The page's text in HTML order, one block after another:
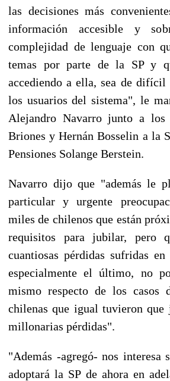
las decisiones más
información accesible y
complejidad de lenguaje con
temas por parte de la SP y
accediendo a ella, sea de difícil
los usuarios del sistema", le
Alejandro Navarro junto a los
Briones y Hernán Bosselin a la
Pensiones Solange Berstein.
Navarro dijo que "además le
particular y urgente
miles de chilenos que están
requisitos para jubilar, pero
cuantiosas pérdidas sufridas
especialmente el último, no
mismo respecto de los casos
chilenas que igual tuvieron que
millonarias pérdidas".
"Además -agregó- nos interesa
adoptará la SP de ahora en